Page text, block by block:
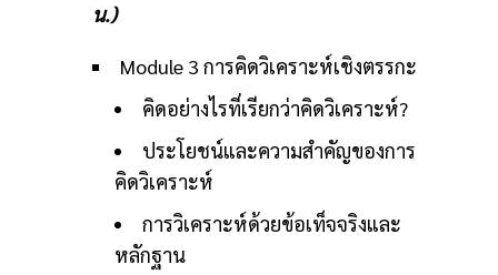
น.)
Module 3 การคิดวิเคราะห์เชิงตรรกะ
คิดอย่างไรที่เรียกว่าคิดวิเคราะห์?
ประโยชน์และความสำคัญของการ
คิดวิเคราะห์
การวิเคราะห์ด้วยข้อเท็จจริงและ
หลักฐาน